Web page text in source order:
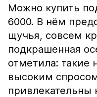
Можно купить
6000. В нём
щучья, совсем
подкрашенная
отметила: такие
высоким
привлекательны